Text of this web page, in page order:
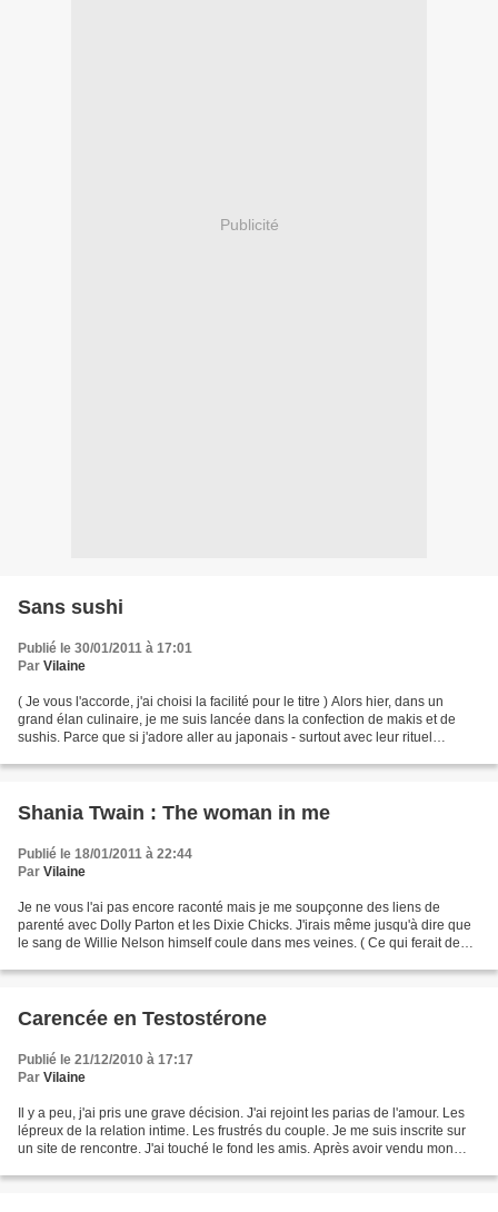
Publicité
Sans sushi
Publié le 30/01/2011 à 17:01
Par Vilaine
( Je vous l'accorde, j'ai choisi la facilité pour le titre ) Alors hier, dans un
grand élan culinaire, je me suis lancée dans la confection de makis et de
sushis. Parce que si j'adore aller au japonais - surtout avec leur rituel
Shania Twain : The woman in me
Publié le 18/01/2011 à 22:44
Par Vilaine
Je ne vous l'ai pas encore raconté mais je me soupçonne des liens de
parenté avec Dolly Parton et les Dixie Chicks. J'irais même jusqu'à dire que
le sang de Willie Nelson himself coule dans mes veines. ( Ce qui ferait de
Carencée en Testostérone
Publié le 21/12/2010 à 17:17
Par Vilaine
Il y a peu, j'ai pris une grave décision. J'ai rejoint les parias de l'amour. Les
lépreux de la relation intime. Les frustrés du couple. Je me suis inscrite sur
un site de rencontre. J'ai touché le fond les amis. Après avoir vendu mon